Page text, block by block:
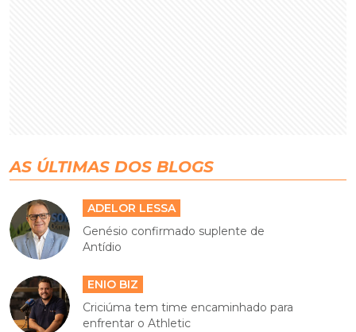
AS ÚLTIMAS DOS BLOGS
ADELOR LESSA
Genésio confirmado suplente de
Antídio
ENIO BIZ
Criciúma tem time encaminhado para
enfrentar o Athletic